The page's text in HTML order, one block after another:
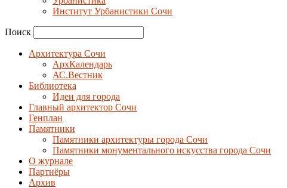
Институт Урбанистики Сочи
Поиск
Архитектура Сочи
АрхКалендарь
АС.Вестник
Библиотека
Идеи для города
Главный архитектор Сочи
Генплан
Памятники
Памятники архитектуры города Сочи
Памятники монументального искусства города Сочи
О журнале
Партнёры
Архив